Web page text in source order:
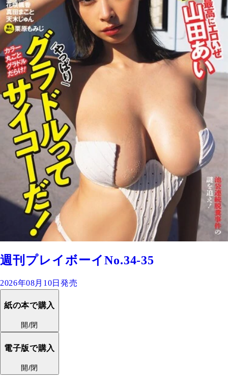
週刊プレイボーイNo.34-35
2026年08月10日発売
紙の本で購入
開/閉
電子版で購入
開/閉